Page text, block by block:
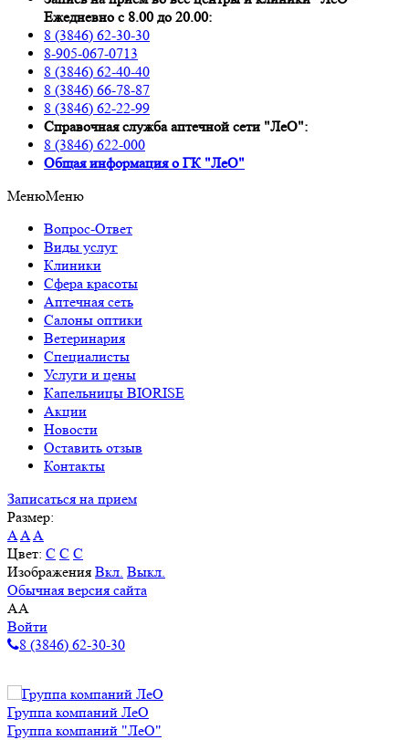
Ежедневно с 8.00 до 20.00:
8 (3846) 62-30-30
8-905-067-0713
8 (3846) 62-40-40
8 (3846) 66-78-87
8 (3846) 62-22-99
Справочная служба аптечной сети "ЛеО":
8 (3846) 622-000
Oбщая информация о ГК "ЛеО"
МенюМеню
Вопрос-Ответ
Виды услуг
Клиники
Сфера красоты
Аптечная сеть
Салоны оптики
Ветеринария
Специалисты
Услуги и цены
Капельницы BIORISE
Акции
Новости
Оставить отзыв
Контакты
Записаться на прием
Размер:
AAA
Цвет: C C C
Изображения Вкл. Выкл.
Обычная версия сайта
AA
Войти
8 (3846) 62-30-30
Группа компаний ЛеО
Группа компаний "ЛеО"